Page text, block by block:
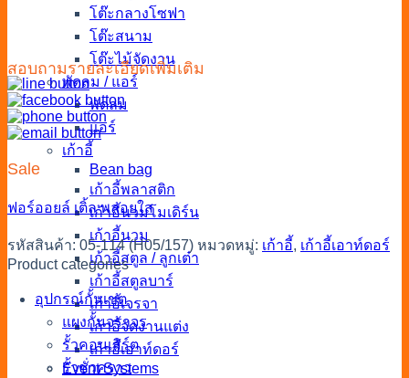
โต๊ะกลางโซฟา
โต๊ะสนาม
โต๊ะไม้จัดงาน
พัดลม / แอร์
พัดลม
แอร์
เก้าอี้
Bean bag
เก้าอี้พลาสติก
เก้าอี้นวมโมเดิร์น
เก้าอี้นวม
เก้าอี้สตูล / ลูกเต๋า
เก้าอี้สตูลบาร์
เก้าอี้เจรจา
เก้าอี้จัดงานแต่ง
เก้าอี้เอาท์ดอร์
Event Systems
สอบถามรายละเอียดเพิ่มเติม
Sale
ฟอร์ออยล์ เติ้ล พลอยใส
รหัสสินค้า: 05-114 (H05/157) หมวดหมู่: เก้าอี้, เก้าอี้เอาท์ดอร์
Product categories
อุปกรณ์กั้นเขต
แผงกั้นจราจร
รั้วคอนเสิร์ต
รั้วชั่วคราว